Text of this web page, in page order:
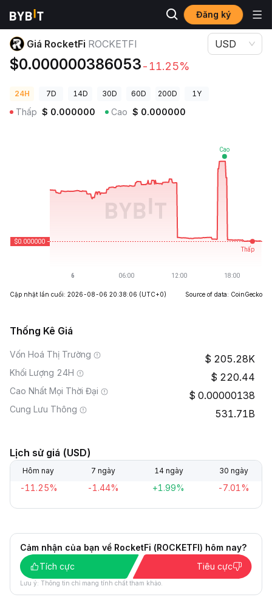
Đăng ký
Giá Tiền Điện Tử
Giá RocketFi ROCKETFI
$0.000000386053-11.25%
USD
24H 7D 14D 30D 60D 200D 1Y
Thấp $ 0.000000 Cao $ 0.000000
Cập nhật lần cuối: 2026-08-06 20:38:06 (UTC+0) Source of data: CoinGecko
Thống Kê Giá
Vốn Hoá Thị Trường 205.28K
Khối Lượng 24H 220.44
Cao Nhất Mọi Thời Đại 0.00000138
Cung Lưu Thông 531.71B
Lịch sử giá (USD)
Hôm nay 7 ngày 14 ngày 30 ngày
-11.25% -1.44% +1.99% -7.01%
Cảm nhận của bạn về RocketFi (ROCKETFI) hôm nay?
Tích cực
Tiêu cực
Lưu ý: Thông tin chỉ mang tính chất tham khảo.